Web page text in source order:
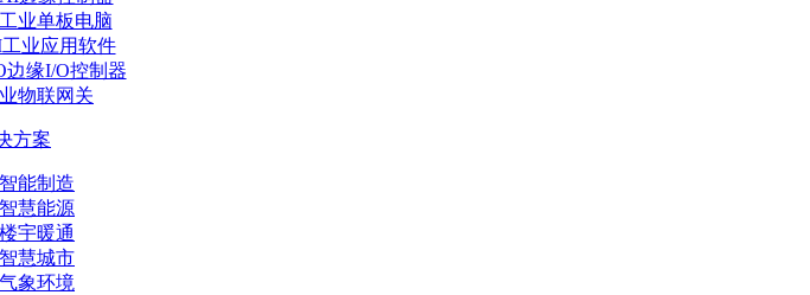
业单板电脑
业应用软件
边缘I/O控制器
物联网关
方案
智能制造
智慧能源
楼宇暖通
智慧城市
气象环境